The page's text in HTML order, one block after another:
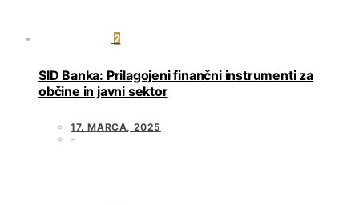
2
SID Banka: Prilagojeni finančni instrumenti za
občine in javni sektor
17. MARCA, 2025